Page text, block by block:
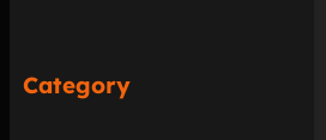
Category